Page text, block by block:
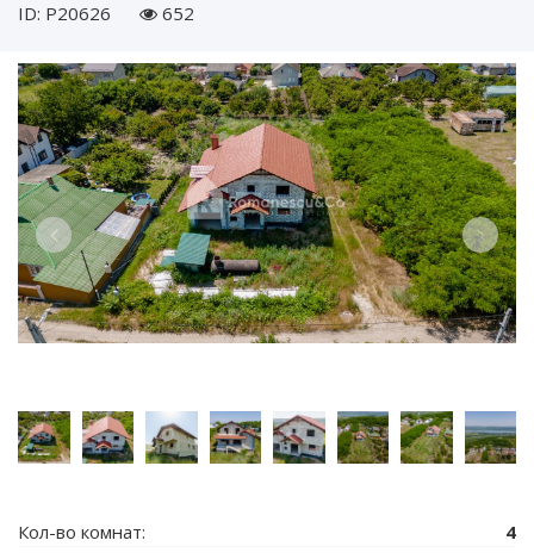
ID: P20626 652
Кол-во комнат:
4